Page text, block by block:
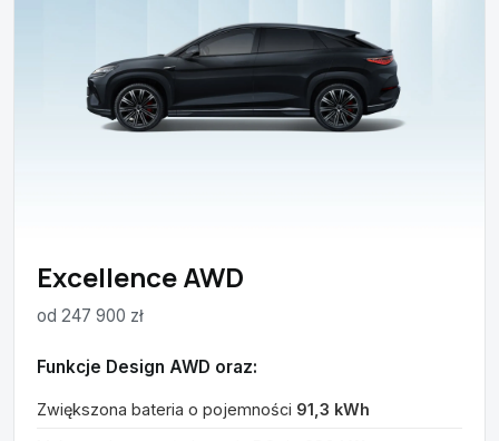
Excellence AWD
od 247 900 zł
Funkcje Design AWD oraz:
Zwiększona bateria o pojemności 91,3 kWh